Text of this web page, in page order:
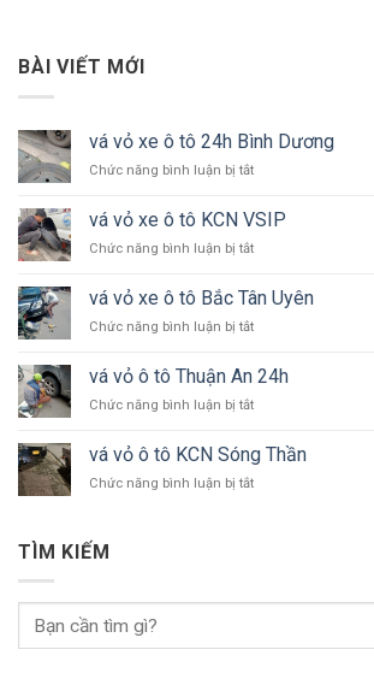
BÀI VIẾT MỚI
vá vỏ xe ô tô 24h Bình Dương
Chức năng bình luận bị tắtở
vỏ
xe
ô
24h
Dương
vá vỏ xe ô tô KCN VSIP
Chức năng bình luận bị tắtở
vỏ
xe
ô
KCN
vá vỏ xe ô tô Bắc Tân Uyên
Chức năng bình luận bị tắtở
vỏ
xe
ô
Bắc
Tân
Uyên
vá vỏ ô tô Thuận An 24h
Chức năng bình luận bị tắtở
ô
tô
vá vỏ ô tô KCN Sóng Thần
Chức năng bình luận bị tắtở
Sóng
TÌM KIẾM